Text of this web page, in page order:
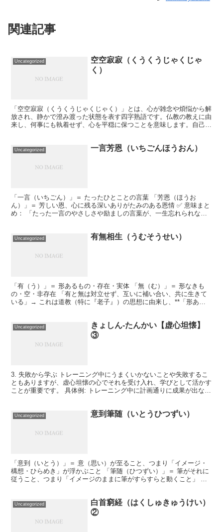
関連記事
Uncategorized
空空寂寂（くうくうじゃくじゃ
く）
「空空寂寂（くうくうじゃくじゃく）」とは、心が雑念や煩悩から解
放され、静かで澄み渡った状態を表す四字熟語です。仏教の教えに由
来し、何事にも執着せず、心を平穏に保つことを意味します。自己の
Uncategorized 一言芳恩（いちごんほうおん）
「一言（いちごん）」＝ たったひとことの言葉 「芳恩（ほうお
ん）」＝ 芳しい恩、心に残る深いありがたみのある恩情 ✅ 意味まと
め： 「たった一言のやさしさや励ましの言葉が、一生忘れられない
Uncategorized 有無相生（うむそうせい）
「有（う）」＝ 形あるもの・存在・実体 「無（む）」＝ 形なきも
の・空・非存在 「有と無は対立せず、互いに補い合い、共に生きて
いる」→ これは道教（特に『老子』）の思想に由来し、**「形ある
Uncategorized
きょしん-たんかい【虚心坦懐】
③
3. 失敗から学ぶ トレーニング中にうまくいかないことや失敗するこ
ともありますが、虚心坦懐の心でそれを受け入れ、学びとして活かす
ことが重要です。 具体例: トレーニング中に計画通りに成果が出なか
Uncategorized 意到筆随（いとうひつずい）
「意到（いとう）」＝ 意（思い）が至ること、つまり「イメージ・
構想・ひらめき」が浮かぶこと 「筆随（ひつずい）」＝ 筆がそれに
従うこと、つまり「イメージのままに筆がすらすらと動くこと」 ✅
Uncategorized
白首窮経（はくしゅきゅうけい）
②